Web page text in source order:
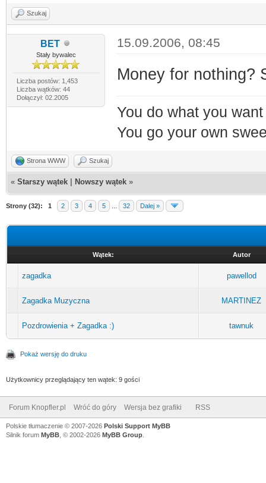
Szukaj
BET
Stały bywalec
Liczba postów: 1,453
Liczba wątków: 44
Dołączył: 02.2005
15.09.2006, 08:45
Money for nothing?
You do what you want
You go your own
Strona WWW Szukaj
« Starszy wątek Nowszy wątek »
Strony (32): 1 2 3 4 5 32 Dalej »
Wątek: Autor
zagadka pawellod
Zagadka Muzyczna MARTINEZ
Pozdrowienia + Zagadka :) tawnuk
Pokaż wersję do druku
Użytkownicy przeglądający ten wątek: 9 gości
Forum Knopfler.pl Wróć do góry Wersja bez grafiki RSS
Polskie tłumaczenie © 2007-2026 Polski Support MyBB
Silnik forum MyBB , © 2002-2026 MyBB Group